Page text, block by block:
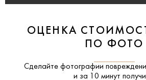
ОЦЕНКА
ПО ФОТО
Сделайте фотографии
и за 10 минут